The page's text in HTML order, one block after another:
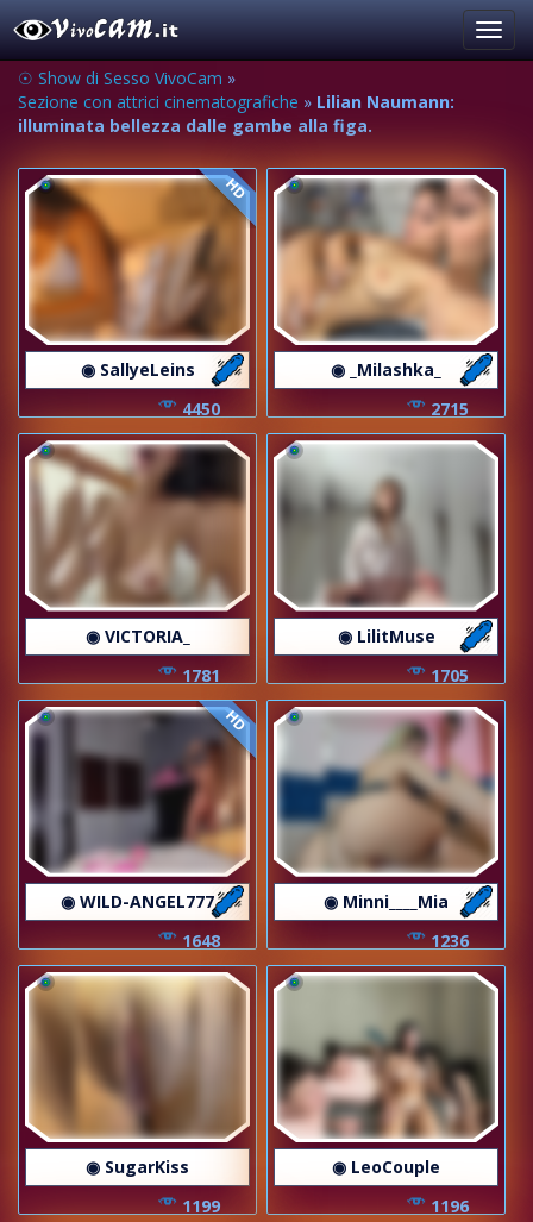
☉ Show di Sesso VivoCam »
Sezione con attrici cinematografiche » Lilian Naumann:
illuminata bellezza dalle gambe alla figa.
HD
◉ SallyeLeins
4450
◉ _Milashka_
2715
◉ VICTORIA_
1781
◉ LilitMuse
1705
HD
◉ WILD-ANGEL777
1648
◉ Minni____Mia
1236
◉ SugarKiss
1199
◉ LeoCouple
1196